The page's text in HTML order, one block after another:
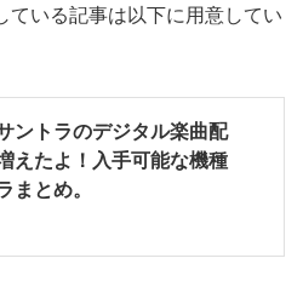
ている記事は以下に用意してい
ントラのデジタル楽曲配
えたよ！入手可能な機種
まとめ。